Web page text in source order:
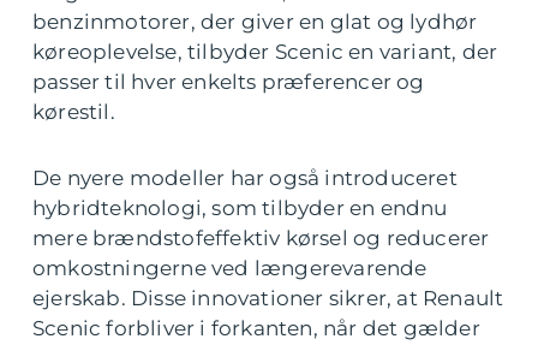
benzinmotorer, der giver en glat og lydhør
køreoplevelse, tilbyder Scenic en variant, der
passer til hver enkelts præferencer og
kørestil.
De nyere modeller har også introduceret
hybridteknologi, som tilbyder en endnu
mere brændstofeffektiv kørsel og reducerer
omkostningerne ved længerevarende
ejerskab. Disse innovationer sikrer, at Renault
Scenic forbliver i forkanten, når det gælder